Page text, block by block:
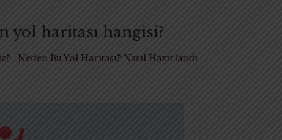
yol haritası hangisi?
Neden Bu Yol Haritası? Nasıl Hazırlandı